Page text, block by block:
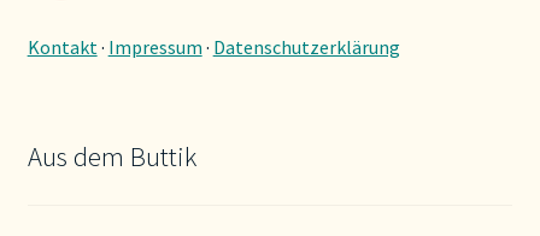
Kontakt· Impressum · Datenschutzerklärung
Aus dem Buttik